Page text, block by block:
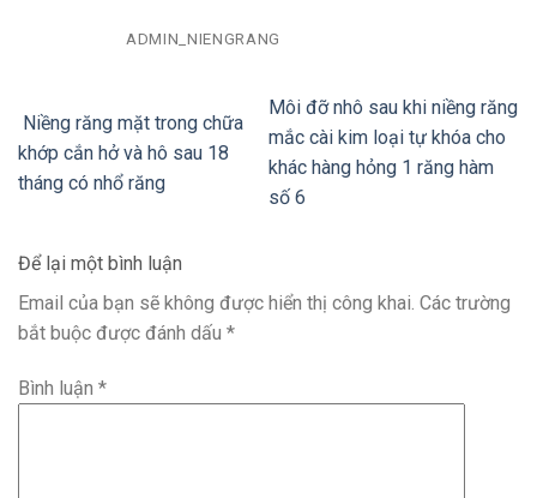
ADMIN_NIENGRANG
Niềng răng mặt trong chữa
khớp cắn hở và hô sau 18
tháng có nhổ răng
Môi đỡ nhô sau khi niềng răng
mắc cài kim loại tự khóa cho
khác hàng hỏng 1 răng hàm
số 6
Để lại một bình luận
Email của bạn sẽ không được hiển thị công khai. Các trường
bắt buộc được đánh dấu *
Bình luận *